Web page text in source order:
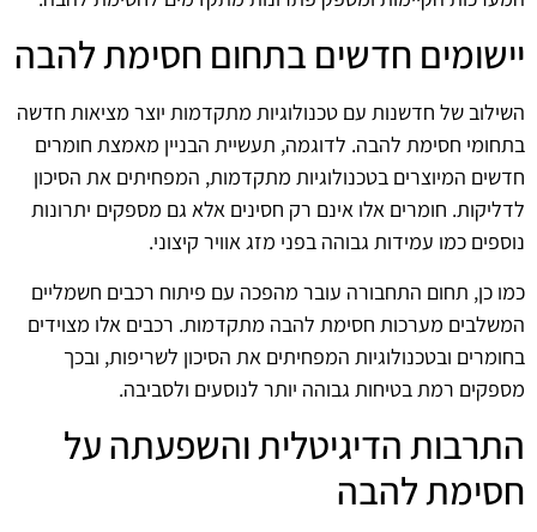
יישומים חדשים בתחום חסימת להבה
השילוב של חדשנות עם טכנולוגיות מתקדמות יוצר מציאות חדשה
בתחומי חסימת להבה. לדוגמה, תעשיית הבניין מאמצת חומרים
חדשים המיוצרים בטכנולוגיות מתקדמות, המפחיתים את הסיכון
לדליקות. חומרים אלו אינם רק חסינים אלא גם מספקים יתרונות
נוספים כמו עמידות גבוהה בפני מזג אוויר קיצוני.
כמו כן, תחום התחבורה עובר מהפכה עם פיתוח רכבים חשמליים
המשלבים מערכות חסימת להבה מתקדמות. רכבים אלו מצוידים
בחומרים ובטכנולוגיות המפחיתים את הסיכון לשריפות, ובכך
מספקים רמת בטיחות גבוהה יותר לנוסעים ולסביבה.
התרבות הדיגיטלית והשפעתה על
חסימת להבה